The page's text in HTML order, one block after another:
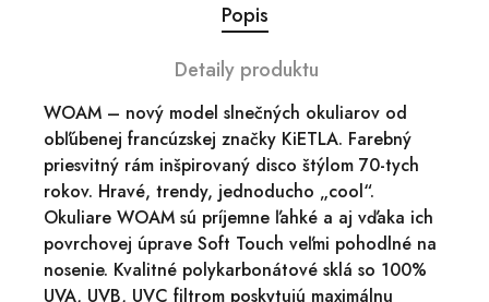
Popis
Detaily produktu
WOAM – nový model slnečných okuliarov od
obľúbenej francúzskej značky KiETLA. Farebný
priesvitný rám inšpirovaný disco štýlom 70-tych
rokov. Hravé, trendy, jednoducho „cool“.
Okuliare WOAM sú príjemne ľahké a aj vďaka ich
povrchovej úprave Soft Touch veľmi pohodlné na
nosenie. Kvalitné polykarbonátové sklá so 100%
UVA, UVB, UVC filtrom poskytujú maximálnu